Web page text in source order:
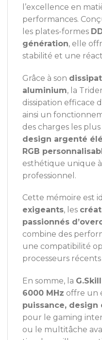
l’excellence en
performances.
les plates-formes
génération, elle
stabilité et une
Grâce à son
aluminium, la
dissipation efficace
ainsi un
des charges les
design argenté
RGB
esthétique unique
professionnel.
Cette mémoire est
exigeants, les
passionnés
combine des
une compatibilité
processeurs
En somme, la
6000 MHz offre un
puissance,
pour le gaming
ou le multitâche